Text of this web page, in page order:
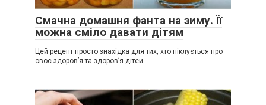
Смачна домашня фанта на зиму. Її
можна сміло давати дітям
Цей рецепт просто знахідка для тих, хто піклується про
своє здоров’я та здоров’я дітей.